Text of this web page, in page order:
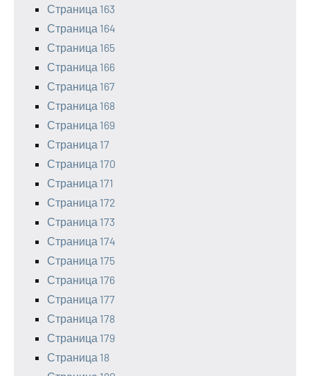
Страница 163
Страница 164
Страница 165
Страница 166
Страница 167
Страница 168
Страница 169
Страница 17
Страница 170
Страница 171
Страница 172
Страница 173
Страница 174
Страница 175
Страница 176
Страница 177
Страница 178
Страница 179
Страница 18